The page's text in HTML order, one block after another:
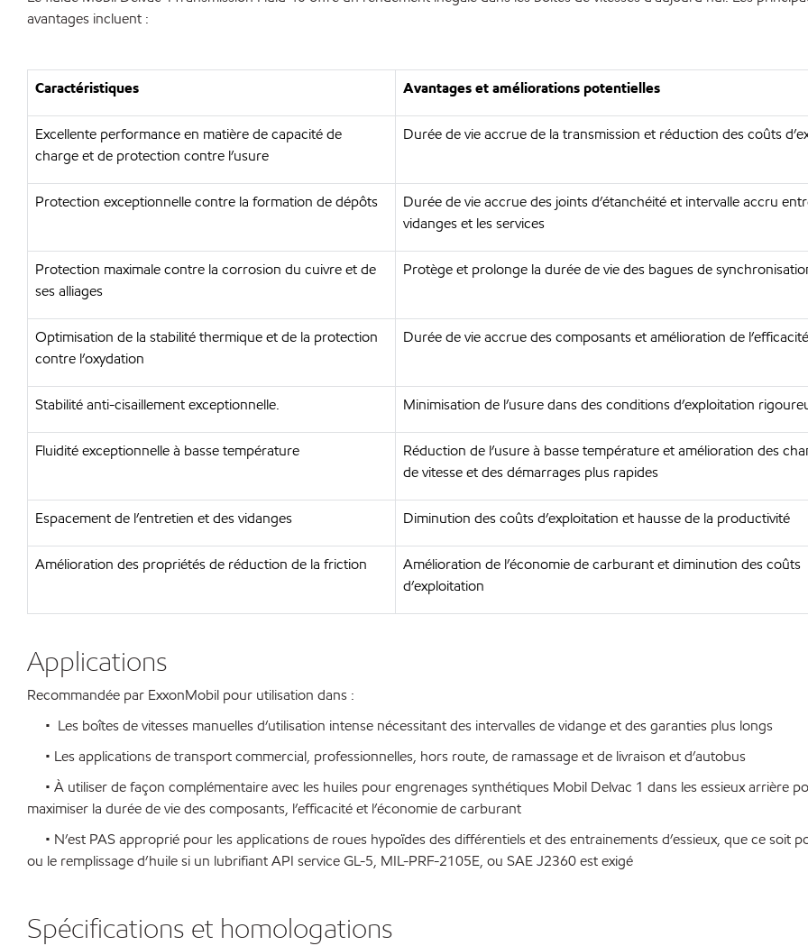
avantages incluent :
Caractéristiques Avantages et améliorations potentielles
Excellente performance en matière de capacité de
charge et de protection contre l’usure
Durée de vie accrue de la transmission et réduction des coûts
Protection exceptionnelle contre la formation de dépôts
Durée de vie accrue des joints d’étanchéité et intervalle accru
vidanges et les services
Protection maximale contre la corrosion du cuivre et de
ses alliages
Protège et prolonge la durée de vie des bagues de
Optimisation de la stabilité thermique et de la protection
contre l’oxydation
Durée de vie accrue des composants et amélioration de l’efficacité
Stabilité anti-cisaillement exceptionnelle. Minimisation de l’usure dans des conditions d’exploitation
Fluidité exceptionnelle à basse température
Réduction de l’usure à basse température et amélioration des
de vitesse et des démarrages plus rapides
Espacement de l’entretien et des vidanges Diminution des coûts d’exploitation et hausse de la productivité
Amélioration des propriétés de réduction de la friction
Amélioration de l’économie de carburant et diminution des coûts
d’exploitation
Applications
Recommandée par ExxonMobil pour utilisation dans :
• Les boîtes de vitesses manuelles d’utilisation intense nécessitant des intervalles de vidange et des garanties plus longs
• Les applications de transport commercial, professionnelles, hors route, de ramassage et de livraison et d’autobus
• À utiliser de façon complémentaire avec les huiles pour engrenages synthétiques Mobil Delvac 1 dans les essieux arrière
maximiser la durée de vie des composants, l’efficacité et l’économie de carburant
• N’est PAS approprié pour les applications de roues hypoïdes des différentiels et des entrainements d’essieux, que ce soit
ou le remplissage d’huile si un lubrifiant API service GL-5, MIL-PRF-2105E, ou SAE J2360 est exigé
Spécifications et homologations